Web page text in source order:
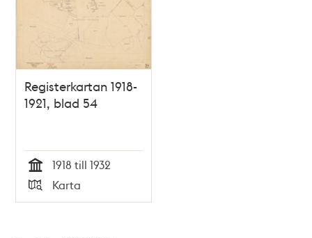
Registerkartan 1918-
1921, blad 54
Tid
1918 till 1932
Typ
Karta